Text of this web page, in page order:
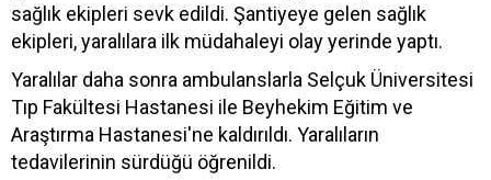
sağlık ekipleri sevk edildi. Şantiyeye gelen sağlık
ekipleri, yaralılara ilk müdahaleyi olay yerinde yaptı.
Yaralılar daha sonra ambulanslarla Selçuk Üniversitesi
Tıp Fakültesi Hastanesi ile Beyhekim Eğitim ve
Araştırma Hastanesi'ne kaldırıldı. Yaralıların
tedavilerinin sürdüğü öğrenildi.